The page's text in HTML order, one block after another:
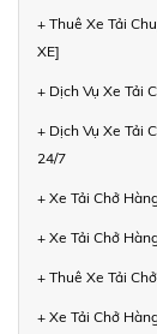
+ Thuê Xe Tải
XE]
+ Dịch Vụ Xe Tải
+ Dịch Vụ Xe Tải
24/7
+ Xe Tải Chở
+ Xe Tải Chở
+ Thuê Xe Tải
+ Xe Tải Chở